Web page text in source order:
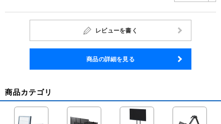
レビューを書く
商品の詳細を見る
商品カテゴリ